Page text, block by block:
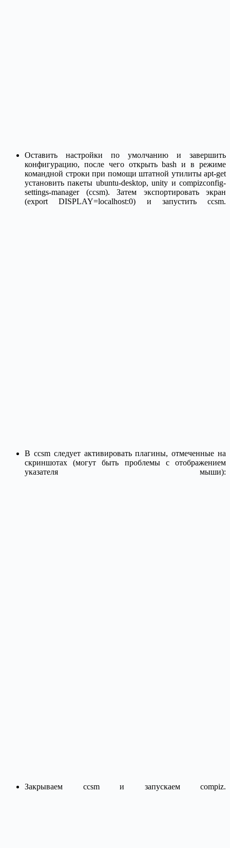
Оставить настройки по умолчанию и завершить
конфигурацию, после чего открыть bash и в режиме
командной строки при помощи штатной утилиты apt-get
установить пакеты ubuntu-desktop, unity и compizconfig-
settings-manager (ccsm). Затем экспортировать экран
(export DISPLAY=localhost:0) и запустить ccsm.
В ccsm следует активировать плагины, отмеченные на
скриншотах (могут быть проблемы с отображением
указателя мыши):
Закрываем ccsm и запускаем compiz.